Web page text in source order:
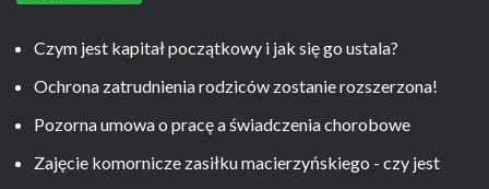
Czym jest kapitał początkowy i jak się go ustala?
Ochrona zatrudnienia rodziców zostanie rozszerzona!
Pozorna umowa o pracę a świadczenia chorobowe
Zajęcie komornicze zasiłku macierzyńskiego - czy jest